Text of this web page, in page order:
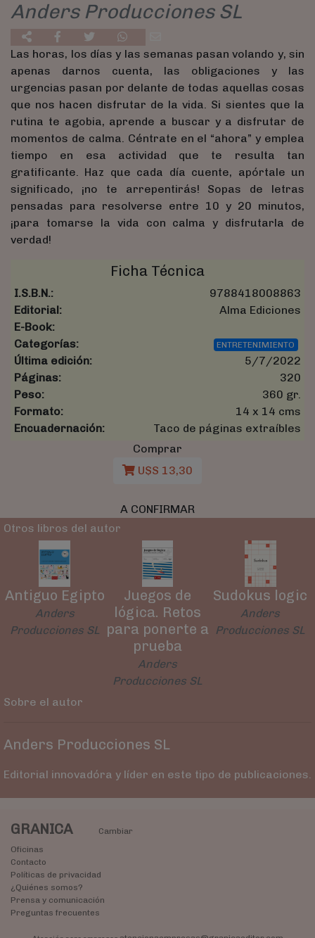
Anders Producciones SL
Las horas, los días y las semanas pasan volando y, sin
apenas darnos cuenta, las obligaciones y las
urgencias pasan por delante de todas aquellas cosas
que nos hacen disfrutar de la vida. Si sientes que la
rutina te agobia, aprende a buscar y a disfrutar de
momentos de calma. Céntrate en el “ahora” y emplea
tiempo en esa actividad que te resulta tan
gratificante. Haz que cada día cuente, apórtale un
significado, ¡no te arrepentirás! Sopas de letras
pensadas para resolverse entre 10 y 20 minutos,
¡para tomarse la vida con calma y disfrutarla de
verdad!
Ficha Técnica
I.S.B.N.:
9788418008863
Editorial:
Alma Ediciones
E-Book:
Categorías:
ENTRETENIMIENTO
Última edición:
5/7/2022
Páginas:
320
Peso:
360 gr.
Formato:
14 x 14 cms
Encuadernación:
Taco de páginas extraíbles
Comprar
U$S 13,30
A CONFIRMAR
Otros libros del autor
Antiguo Egipto
Anders
Producciones SL
Juegos de
lógica. Retos
para ponerte a
prueba
Anders
Producciones SL
Sudokus logic
Anders
Producciones SL
Sobre el autor
Anders Producciones SL
Editorial innovadóra y líder en este tipo de publicaciones.
GRANICA
Cambiar
Oficinas
Contacto
Políticas de privacidad
¿Quiénes somos?
Prensa y comunicación
Preguntas frecuentes